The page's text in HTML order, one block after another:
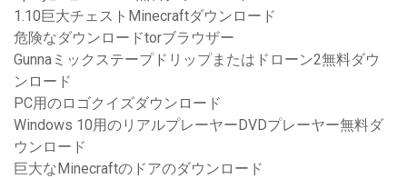
1.10巨大チェストMinecraftダウンロード
危険なダウンロードtorブラウザー
Gunnaミックステープドリップまたはドローン2無料ダウ
ンロード
PC用のロゴクイズダウンロード
Windows 10用のリアルプレーヤーDVDプレーヤー無料ダ
ウンロード
巨大なMinecraftのドアのダウンロード